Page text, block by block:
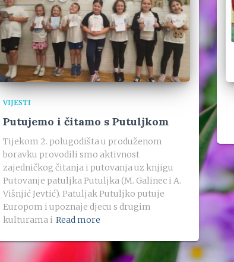
VIJESTI
Putujemo i čitamo s Putuljkom
Tijekom 2. polugodišta u produženom
boravku provodili smo aktivnost
zajedničkog čitanja i putovanja uz knjigu
Putovanje patuljka Putuljka (M. Galinec i A.
Višnjić Jevtić). Patuljak Putuljko putuje
Europom i upoznaje djecu s drugim
kulturama i Read more